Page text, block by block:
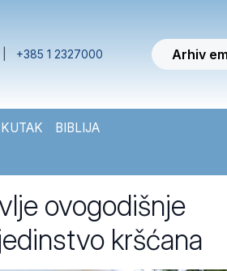
+385 1 2327000 Arhiv
BIBLIJA
ovogodišnje
kršćana